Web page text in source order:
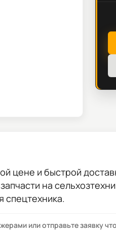
цене и быстрой
на
спецтехника.
или отправьте заявку